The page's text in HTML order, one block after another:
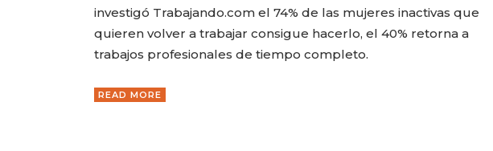
investigó Trabajando.com el 74% de las mujeres inactivas que
quieren volver a trabajar consigue hacerlo, el 40% retorna a
trabajos profesionales de tiempo completo.
READ MORE